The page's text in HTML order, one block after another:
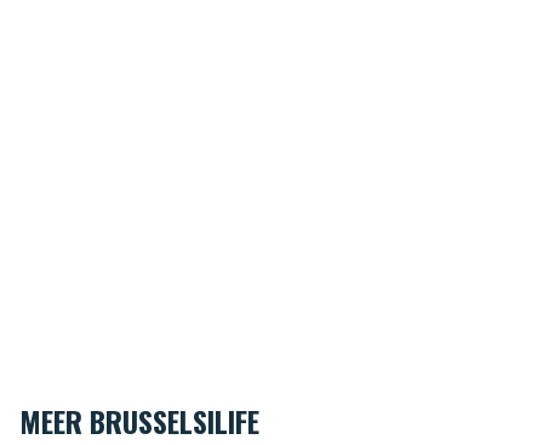
MEER BRUSSELSILIFE